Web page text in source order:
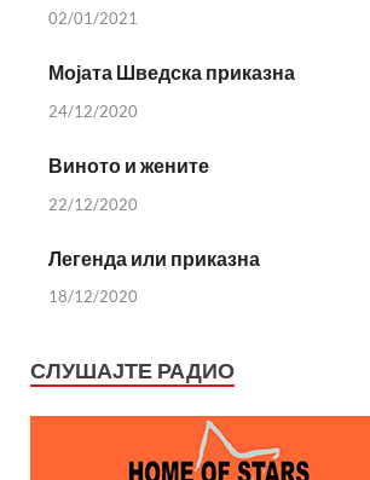
02/01/2021
Мојата Шведска приказна
24/12/2020
Виното и жените
22/12/2020
Легенда или приказна
18/12/2020
СЛУШАЈТЕ РАДИО